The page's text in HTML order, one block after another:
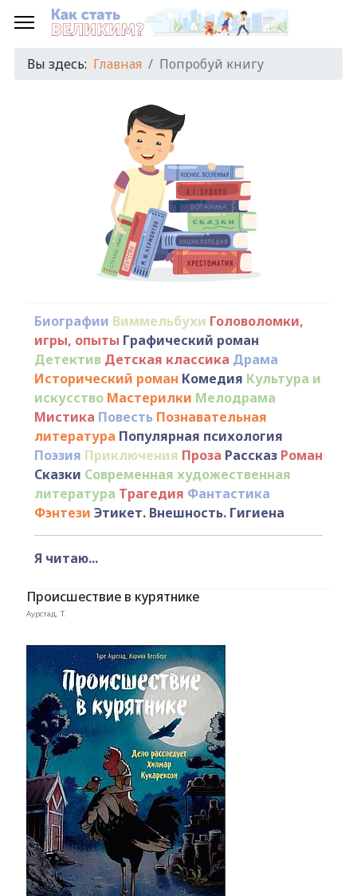
Вы здесь: Главная Попробуй книгу
Биографии Виммельбухи Головоломки,
игры, опыты Графический роман
Детектив Детская классика Драма
Исторический роман Комедия Культура и
искусство Мастерилки Мелодрама
Мистика Повесть Познавательная
литература Популярная психология
Поэзия Приключения Проза Рассказ Роман
Сказки Современная художественная
литература Трагедия Фантастика
Фэнтези Этикет. Внешность. Гигиена
Я читаю...
Происшествие в курятнике
Аурстад, Т.